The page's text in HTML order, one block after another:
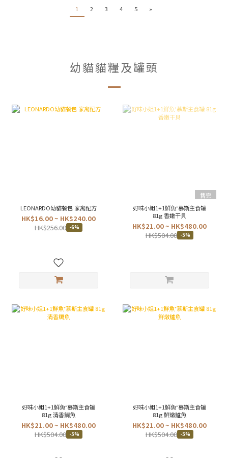
1 2 3 4 5 »
幼貓貓糧及罐頭
LEONARDO幼貓餐包 家禽配方
HK$16.00 ~ HK$240.00
HK$256.00 -6%
售完
好味小姐1+1鮮魚⁺慕斯主食罐
81g 香嫩干貝
HK$21.00 ~ HK$480.00
HK$504.00 -5%
好味小姐1+1鮮魚⁺慕斯主食罐
81g 清香鯛魚
HK$21.00 ~ HK$480.00
HK$504.00 -5%
好味小姐1+1鮮魚⁺慕斯主食罐
81g 鮮燉鱸魚
HK$21.00 ~ HK$480.00
HK$504.00 -5%